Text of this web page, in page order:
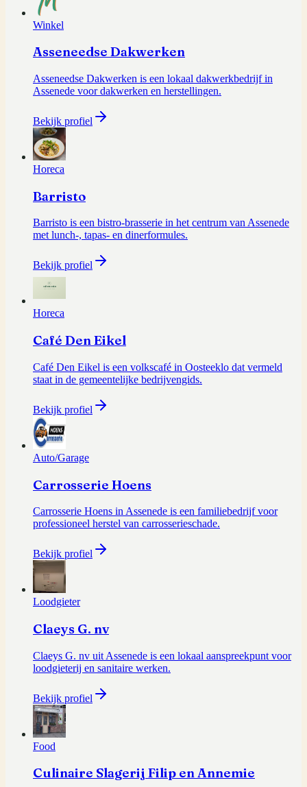
Winkel
Asseneedse Dakwerken
Asseneedse Dakwerken is een lokaal dakwerkbedrijf in
Assenede voor dakwerken en herstellingen.
Bekijk profiel
Horeca
Barristo
Barristo is een bistro-brasserie in het centrum van Assenede
met lunch-, tapas- en dinerformules.
Bekijk profiel
Horeca
Café Den Eikel
Café Den Eikel is een volkscafé in Oosteeklo dat vermeld
staat in de gemeentelijke bedrijvengids.
Bekijk profiel
Auto/Garage
Carrosserie Hoens
Carrosserie Hoens in Assenede is een familiebedrijf voor
professioneel herstel van carrosserieschade.
Bekijk profiel
Loodgieter
Claeys G. nv
Claeys G. nv uit Assenede is een lokaal aanspreekpunt voor
loodgieterij en sanitaire werken.
Bekijk profiel
Food
Culinaire Slagerij Filip en Annemie